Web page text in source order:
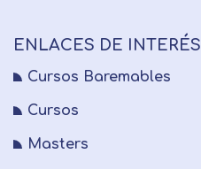
ENLACES DE INTERÉS
Cursos Baremables
Cursos
Masters